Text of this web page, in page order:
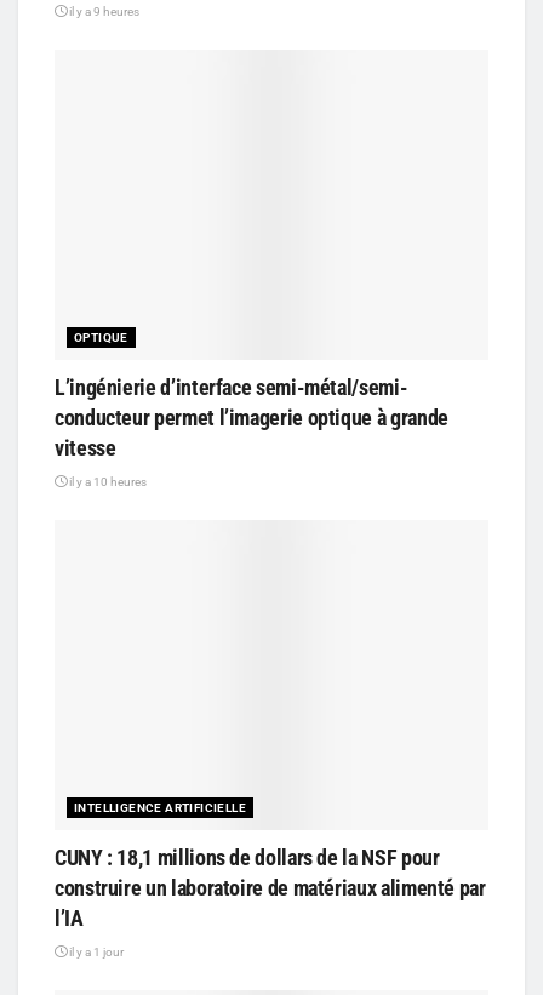
il y a 9 heures
OPTIQUE
L’ingénierie d’interface semi-métal/semi-
conducteur permet l’imagerie optique à grande
vitesse
il y a 10 heures
INTELLIGENCE ARTIFICIELLE
CUNY : 18,1 millions de dollars de la NSF pour
construire un laboratoire de matériaux alimenté par
l’IA
il y a 1 jour